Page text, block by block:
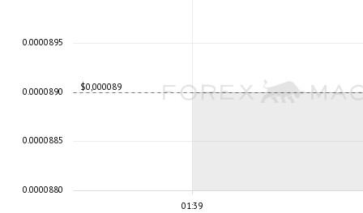
01:39
$0,000089
0.0000880
0.0000885
0.0000890
0.0000895